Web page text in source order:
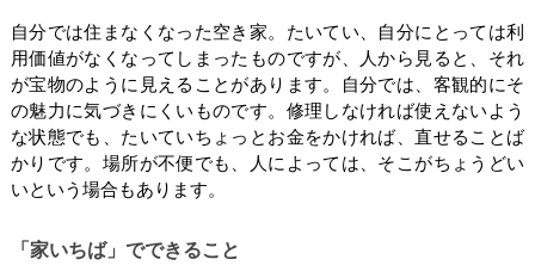
自分では住まなくなった空き家。たいてい、自分にとっては利
用価値がなくなってしまったものですが、人から見ると、それ
が宝物のように見えることがあります。自分では、客観的にそ
の魅力に気づきにくいものです。修理しなければ使えないよう
な状態でも、たいていちょっとお金をかければ、直せることば
かりです。場所が不便でも、人によっては、そこがちょうどい
いという場合もあります。
「家いちば」でできること